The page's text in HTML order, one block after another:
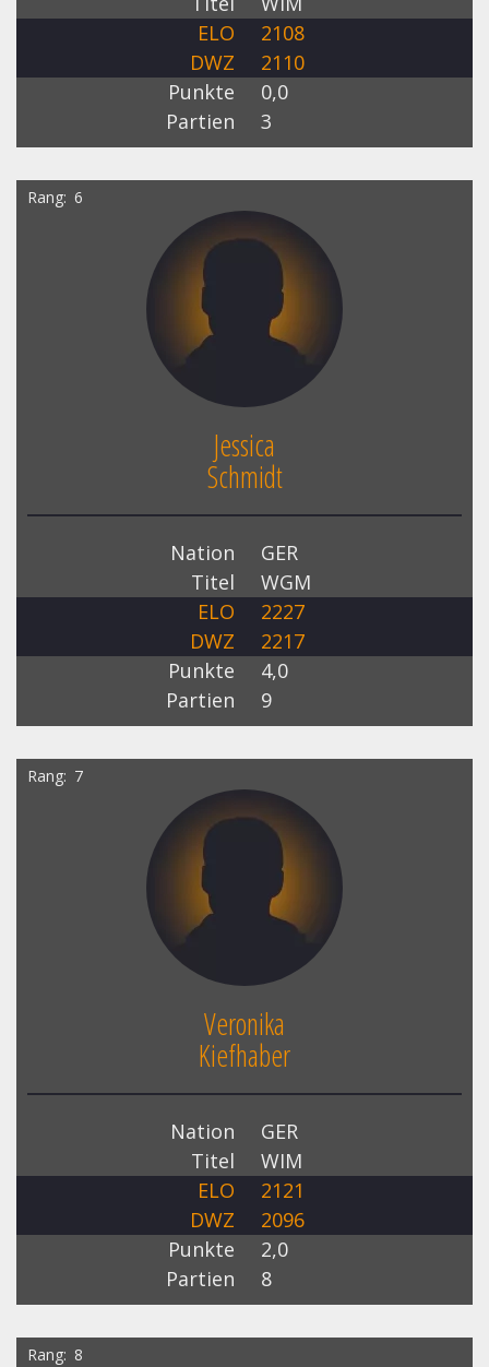
ELO
2108
DWZ
2110
Punkte
0,0
Partien
3
Rang 6
Jessica
Schmidt
Nation
GER
Titel
WGM
ELO
2227
DWZ
2217
Punkte
4,0
Partien
9
Rang 7
Veronika
Kiefhaber
Nation
GER
Titel
WIM
ELO
2121
DWZ
2096
Punkte
2,0
Partien
8
Rang 8